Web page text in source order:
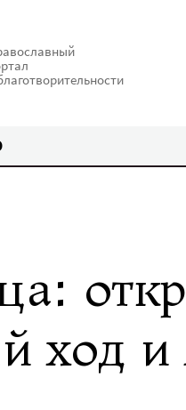
ход и